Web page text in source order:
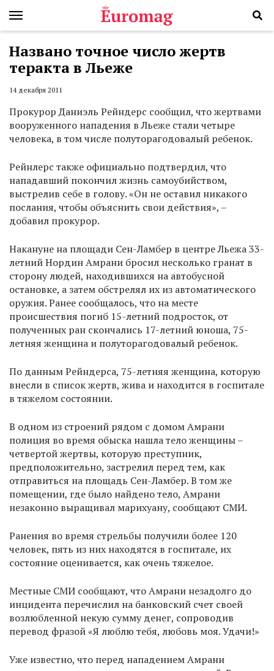
Названо точное число жертв
теракта в Льеже
14 декабря 2011
Прокурор Даниэль Рейндерс сообщил, что жертвами
вооруженного нападения в Льеже стали четыре
человека, в том числе полуторагодовалый ребенок.
Рейнлерс также официально подтвердил, что
нападавший покончил жизнь самоубийством,
выстрелив себе в голову. «Он не оставил никакого
послания, чтобы объяснить свои действия», –
добавил прокурор.
Накануне на площади Сен-Ламбер в центре Льежа 33-
летний Нордин Амрани бросил несколько гранат в
сторону людей, находившихся на автобусной
остановке, а затем обстрелял их из автоматического
оружия. Ранее сообщалось, что на месте
происшествия погиб 15-летний подросток, от
полученных ран скончались 17-летний юноша, 75-
летняя женщина и полуторагодовалый ребенок.
По данным Рейндерса, 75-летняя женщина, которую
внесли в список жертв, жива и находится в госпитале
в тяжелом состоянии.
В одном из строений рядом с домом Амрани
полиция во время обыска нашла тело женщины –
четвертой жертвы, которую преступник,
предположительно, застрелил перед тем, как
отправиться на площадь Сен-Ламбер. В том же
помещении, где было найдено тело, Амрани
незаконно выращивал марихуану, сообщают СМИ.
Ранения во время стрельбы получили более 120
человек, пять из них находятся в госпитале, их
состояние оценивается, как очень тяжелое.
Местные СМИ сообщают, что Амрани незадолго до
инцидента перечислил на банковский счет своей
возлюбленной некую сумму денег, сопроводив
перевод фразой «Я люблю тебя, любовь моя. Удачи!»
Уже известно, что перед нападением Амрани